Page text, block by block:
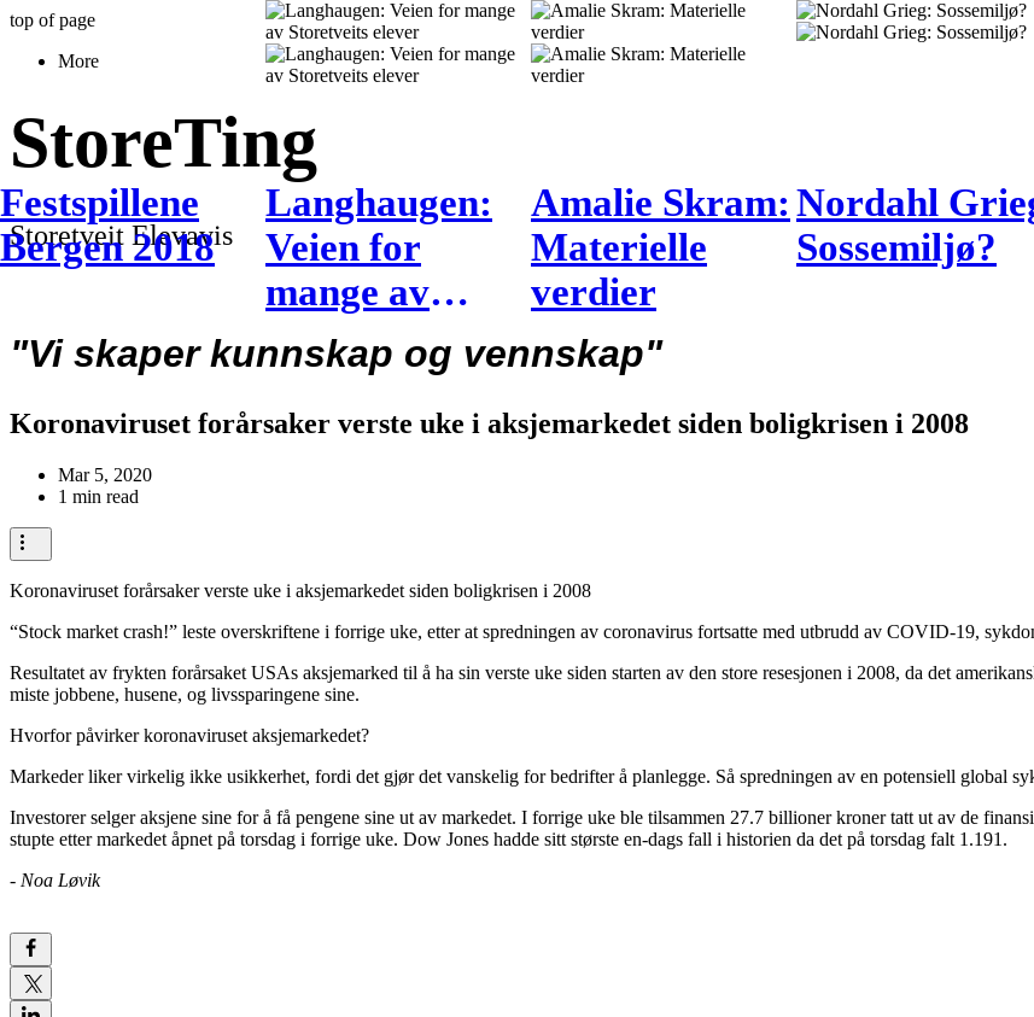
top of page
More
StoreTing
Storetveit Elevavis
"Vi skaper kunnskap og vennskap"
Koronaviruset forårsaker verste uke i aksjemarkedet siden boligkrisen i 2008
Mar 5, 2020
1 min read
Koronaviruset forårsaker verste uke i aksjemarkedet siden boligkrisen i 2008
“Stock market crash!” leste overskriftene i forrige uke, etter at spredningen av coronavirus fortsatte med utbrudd av COVID-19,
Resultatet av frykten forårsaket USAs aksjemarked til å ha sin verste uke siden starten av den store resesjonen i 2008, da det
miste jobbene, husene, og livssparingene sine.
Hvorfor påvirker koronaviruset aksjemarkedet?
Markeder liker virkelig ikke usikkerhet, fordi det gjør det vanskelig for bedrifter å planlegge. Så spredningen av en potensiell global
Investorer selger aksjene sine for å få pengene sine ut av markedet. I forrige uke ble tilsammen 27.7 billioner kroner tatt ut av de
stupte etter markedet åpnet på torsdag i forrige uke. Dow Jones hadde sitt største en-dags fall i historien da det på torsdag falt 1.191.
- Noa Løvik
Festspillene
Bergen 2018
Langhaugen:
Veien for
mange av
Storetveits
elever
Amalie Skram:
Materielle
verdier
Nordahl
Sossemiljø?